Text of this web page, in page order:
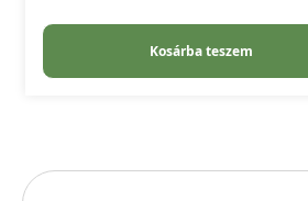
Kosárba teszem